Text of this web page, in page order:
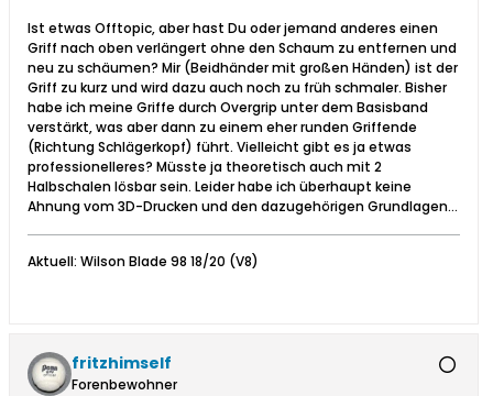
Ist etwas Offtopic, aber hast Du oder jemand anderes einen
Griff nach oben verlängert ohne den Schaum zu entfernen und
neu zu schäumen? Mir (Beidhänder mit großen Händen) ist der
Griff zu kurz und wird dazu auch noch zu früh schmaler. Bisher
habe ich meine Griffe durch Overgrip unter dem Basisband
verstärkt, was aber dann zu einem eher runden Griffende
(Richtung Schlägerkopf) führt. Vielleicht gibt es ja etwas
professionelleres? Müsste ja theoretisch auch mit 2
Halbschalen lösbar sein. Leider habe ich überhaupt keine
Ahnung vom 3D-Drucken und den dazugehörigen Grundlagen...
Aktuell: Wilson Blade 98 18/20 (V8)
fritzhimself
Forenbewohner